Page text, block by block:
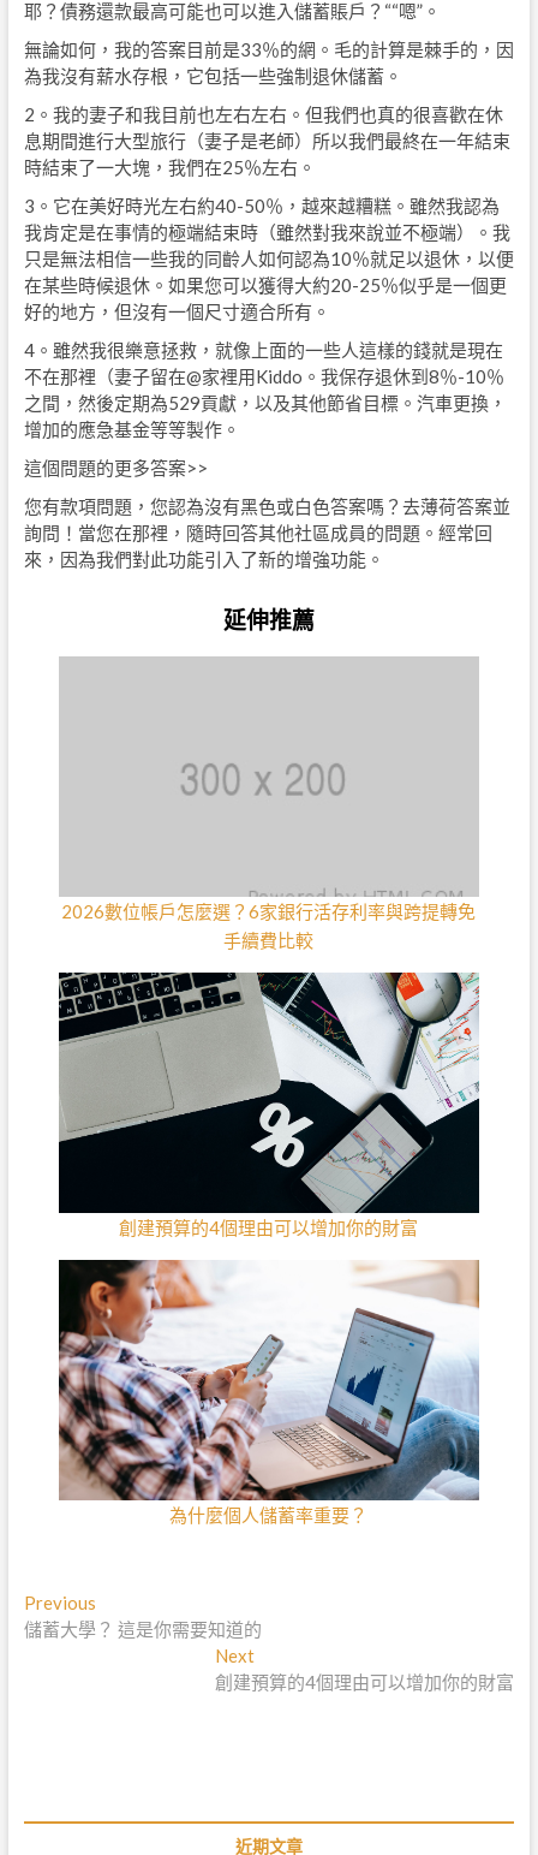
耶？債務還款最高可能也可以進入儲蓄賬戶？““嗯”。
無論如何，我的答案目前是33％的網。毛的計算是棘手的，因
為我沒有薪水存根，它包括一些強制退休儲蓄。
2。我的妻子和我目前也左右左右。但我們也真的很喜歡在休
息期間進行大型旅行（妻子是老師）所以我們最終在一年結束
時結束了一大塊，我們在25％左右。
3。它在美好時光左右約40-50％，越來越糟糕。雖然我認為
我肯定是在事情的極端結束時（雖然對我來說並不極端）。我
只是無法相信一些我的同齡人如何認為10％就足以退休，以便
在某些時候退休。如果您可以獲得大約20-25％似乎是一個更
好的地方，但沒有一個尺寸適合所有。
4。雖然我很樂意拯救，就像上面的一些人這樣的錢就是現在
不在那裡（妻子留在@家裡用Kiddo。我保存退休到8％-10％
之間，然後定期為529貢獻，以及其他節省目標。汽車更換，
增加的應急基金等等製作。
這個問題的更多答案>>
您有款項問題，您認為沒有黑色或白色答案嗎？去薄荷答案並
詢問！當您在那裡，隨時回答其他社區成員的問題。經常回
來，因為我們對此功能引入了新的增強功能。
延伸推薦
2026數位帳戶怎麼選？6家銀行活存利率與跨提轉免
手續費比較
創建預算的4個理由可以增加你的財富
為什麼個人儲蓄率重要？
文
章
Previous
r
儲蓄大學？ 這是你需要知道的
Next
e
t
創建預算的4個理由可以增加你的財富
近期文章